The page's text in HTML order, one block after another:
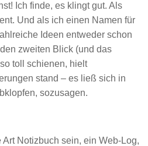
Ich finde, es klingt gut. Als
Und als ich einen Namen für
Ideen entweder schon
zweiten Blick (und das
toll schienen, hielt
stand – es ließ sich in
sozusagen.
Notizbuch sein, ein Web-Log,